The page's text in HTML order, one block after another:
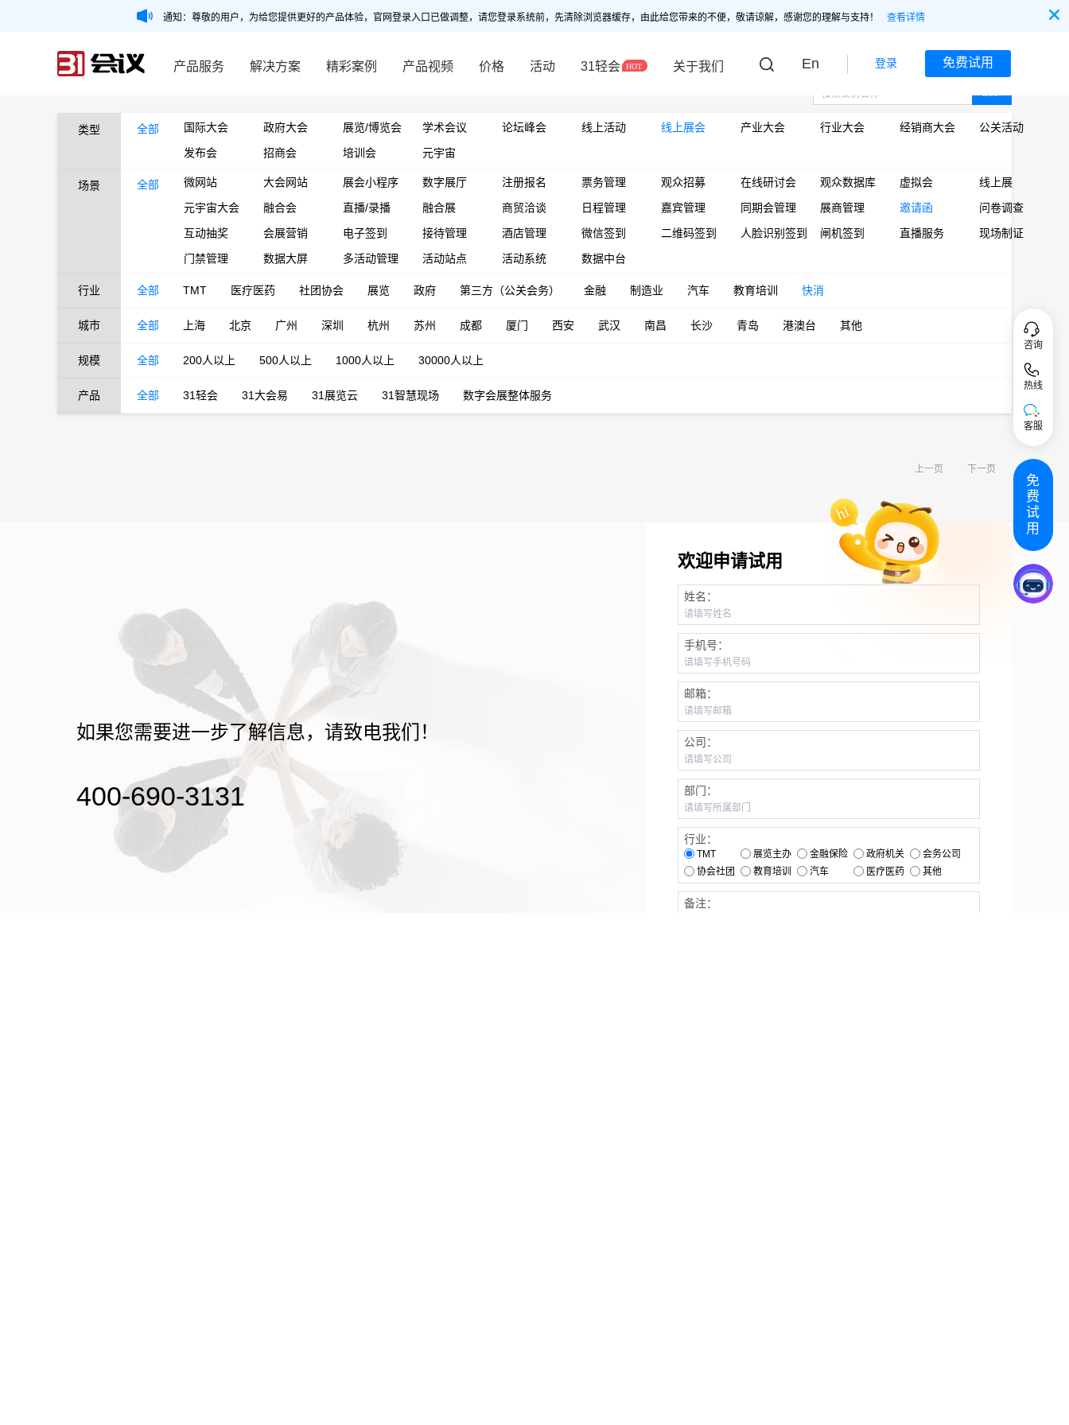
通知：尊敬的用户，为给您提供更好的产品体验，官网登录入口已做调整，请您登录系统前，先清除浏览器缓存，由此给您带来的不便，敬请谅解，感谢您的理解与支持！ 查看详情
产品服务 解决方案 精彩案例 产品视频 价格 活动 31轻会 关于我们 En 登录 免费试用
类型 全部 国际大会 政府大会 展览/博览会 学术会议 论坛峰会 线上活动 线上展会 产业大会 行业大会 经销商大会
公关活动
发布会
招商会 培训会 元宇宙
场景 全部 微网站 大会网站 展会小程序 数字展厅 注册报名 票务管理 观众招募 在线研讨会 观众数据库 虚拟会
线上展
元宇宙大会
融合会 直播/录播 融合展 商贸洽谈 日程管理 嘉宾管理 同期会管理 展商管理 邀请函
问卷调查
互动抽奖
会展营销 电子签到 接待管理 酒店管理 微信签到 二维码签到 人脸识别签到 闸机签到 直播服务
现场制证
门禁管理
数据大屏 多活动管理 活动站点 活动系统 数据中台
行业 全部 TMT 医疗医药 社团协会 展览 政府 第三方（公关会务） 金融 制造业 汽车 教育培训 快消
城市 全部 上海 北京 广州 深圳 杭州 苏州 成都 厦门 西安 武汉 南昌 长沙 青岛 港澳台 其他
规模 全部 200人以上 500人以上 1000人以上 30000人以上
产品 全部 31轻会 31大会易 31展览云 31智慧现场 数字会展整体服务
上一页 下一页
如果您需要进一步了解信息，请致电我们！
400-690-3131
欢迎申请试用
姓名：
手机号：
邮箱：
公司：
部门：
行业：
TMT 展览主办 金融保险 政府机关
会务公司
协会社团
教育培训 汽车 医疗医药 其他
备注：
咨询
热线
客服
免
费
试
用